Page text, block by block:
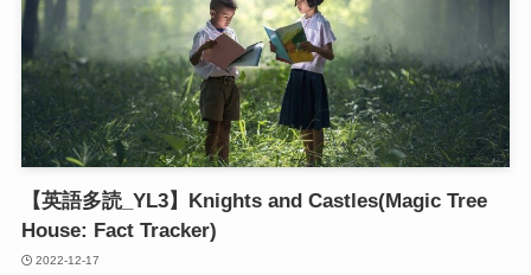
【英語多読_YL3】Knights and Castles(Magic Tree
House: Fact Tracker)
2022-12-17